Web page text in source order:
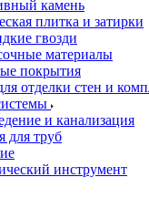
камень
плитка и затирки
гвозди
материалы
покрытия
отделки стен и
и канализация
для труб
инструмент